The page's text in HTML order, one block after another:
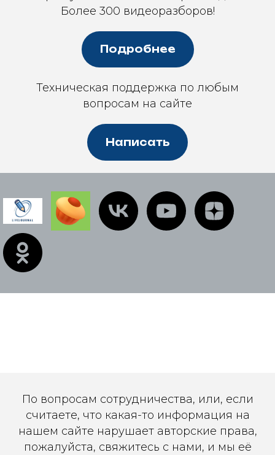
Более 300 видеоразборов!
Подробнее
Техническая поддержка по любым
вопросам на сайте
Написать
По вопросам сотрудничества, или, если
считаете, что какая-то информация на
нашем сайте нарушает авторские права,
пожалуйста, свяжитесь с нами, и мы её